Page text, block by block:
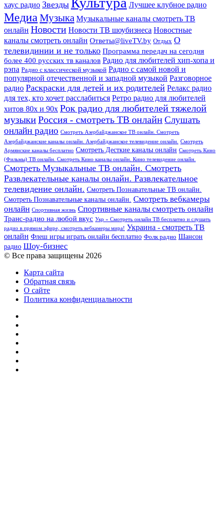
хаус радио Звезды Лучшее клубное радио
Медиа Музыка Музыкальные каналы смотреть ТВ
онлайн Новости Новости ТВ шоубизнеса Новостные
каналы смотреть онлайн Ответы@liveTV.by Отдых О
телевидинии и не только Программа передач на сегодня
более 400 русских тв каналов Радио для любителей хип-хопа и
рэпа Радио с классической музыкой Радио с самой новой и
популярной отечественной и западной музыкой Разговорное
радио Раскраски для детей и их родителей Релакс радио
для тех, кто хочет расслабиться Ретро радио для любителей
хитов 80х и 90х Рок радио для любителей тяжелой
музыкиРоссия - смотреть ТВ онлайнСлушать
онлайн радио Смотреть Азербайджанское ТВ онлайн. Смотреть
Азербайджанские каналы онлайн. Азербайджанское телевидение онлайн.
Смотреть
Армянские каналы бесплатно Смотреть Десткие каналы онлайн Смотреть Кино
(Фильмы) ТВ онлайн. Смотреть Кино каналы онлайн. Кино телевидение онлайн.
Смотреть Музыкальные ТВ онлайн. Смотреть
Развлекательные каналы онлайн. Развлекательное
телевидение онлайн. Смотреть Познавательные ТВ онлайн.
Смотреть Познавательные каналы онлайн. Смотреть вебкамеры
онлайн Спортивная жизнь Спортивные каналы смотреть онлайн
Транс-радио на любой вкус Укр » Смотреть онлайн ТВ бесплатно и слушать
радио в прямом эфире, смотреть вебкамеры мира! Украина - смотреть ТВ
онлайн Флеш игры играть онлайн бесплатно Фолк радио Шансон
радио Шоу-бизнес
© Все права защищены 2026
Карта сайта
Обратная связь
О сайте
Политика конфиденциальности